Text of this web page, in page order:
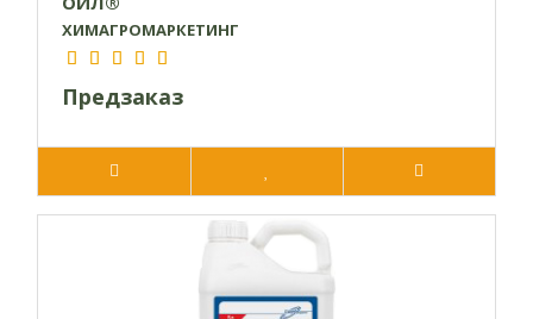
ХИМАГРОМАРКЕТИНГ
Предзаказ